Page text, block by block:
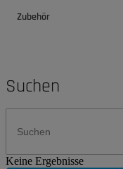
Zubehör
Suchen
Keine Ergebnisse